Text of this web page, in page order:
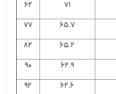
۷۱ ۶۲
۶۵.۷ ۷۷
۶۵.۲ ۸۲
۶۲.۹ ۹۰
۶۲.۶ ۹۲